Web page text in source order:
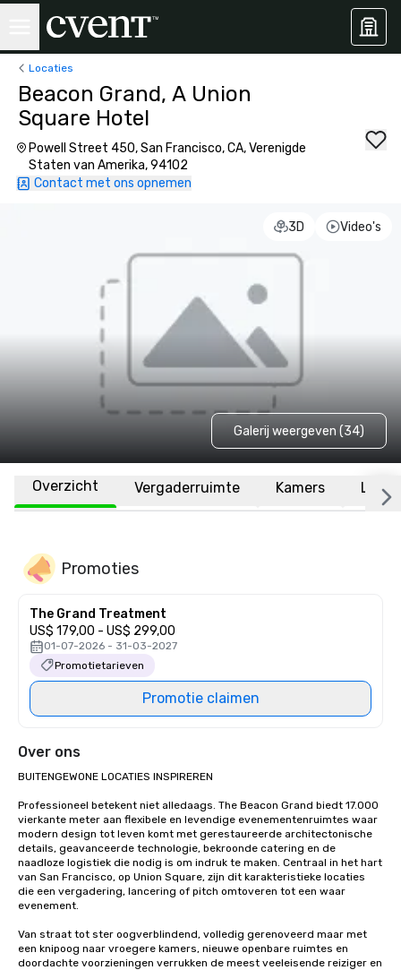
Locaties
Beacon Grand, A Union
Square Hotel
Powell Street 450, San Francisco, CA, Verenigde
Staten van Amerika, 94102
Contact met ons opnemen
3D Video's
Galerij weergeven (34)
Overzicht Vergaderruimte Kamers
Promoties
The Grand Treatment
US$ 179,00 - US$ 299,00
01-07-2026 - 31-03-2027
Promotietarieven
Promotie claimen
Over ons
BUITENGEWONE LOCATIES INSPIREREN
Professioneel betekent niet alledaags. The Beacon Grand biedt 17.000
vierkante meter aan flexibele en levendige evenementenruimtes waar
modern design tot leven komt met gerestaureerde architectonische
details, geavanceerde technologie, bekroonde catering en de
naadloze logistiek die nodig is om indruk te maken. Centraal in het hart
van San Francisco, op Union Square, zijn dit karakteristieke locaties
die een vergadering, lancering of pitch omtoveren tot een waar
evenement.
Van straat tot ster oogverblindend, volledig gerenoveerd maar met
een knipoog naar vroegere kamers, nieuwe openbare ruimtes en
doordachte voorzieningen verrukken de meest veeleisende reiziger en